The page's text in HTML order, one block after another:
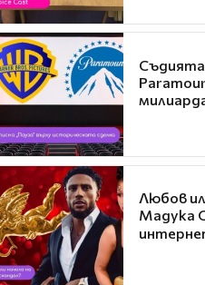
Любов
Мадука